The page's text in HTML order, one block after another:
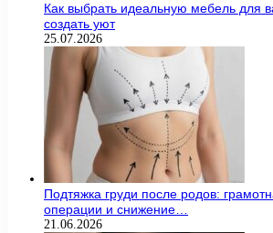
Как выбрать идеальную мебель для
создать уют
25.07.2026
Подтяжка груди после родов:
операции и снижение…
21.06.2026